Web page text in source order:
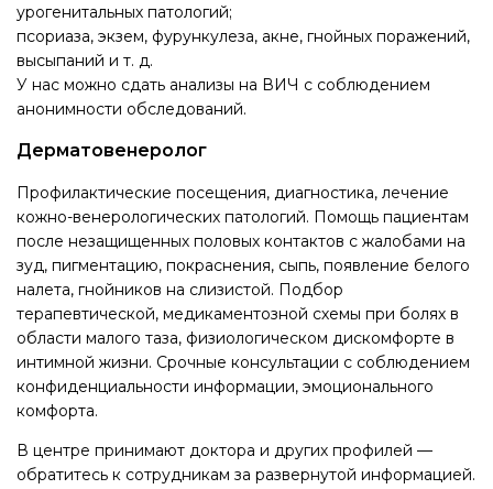
урогенитальных патологий;
псориаза, экзем, фурункулеза, акне, гнойных поражений,
высыпаний и т. д.
У нас можно сдать анализы на ВИЧ с соблюдением
анонимности обследований.
Дерматовенеролог
Профилактические посещения, диагностика, лечение
кожно-венерологических патологий. Помощь пациентам
после незащищенных половых контактов с жалобами на
зуд, пигментацию, покраснения, сыпь, появление белого
налета, гнойников на слизистой. Подбор
терапевтической, медикаментозной схемы при болях в
области малого таза, физиологическом дискомфорте в
интимной жизни. Срочные консультации с соблюдением
конфиденциальности информации, эмоционального
комфорта.
В центре принимают доктора и других профилей —
обратитесь к сотрудникам за развернутой информацией.